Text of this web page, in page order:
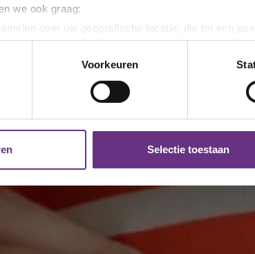
we ook graag:
over uw geografische locatie, die tot een
door het actief te scannen op specifieke
persoonlijke gegevens worden verwerkt en stel
wijzigen of intrekken in de Cookieverklaring.
Ook delen we informatie over uw gebruik
Deze partners kunnen deze gegevens
op elk moment wijzigen of intrekken via de
linksonder op de pagina.
Voorkeuren
Selectie toestaan